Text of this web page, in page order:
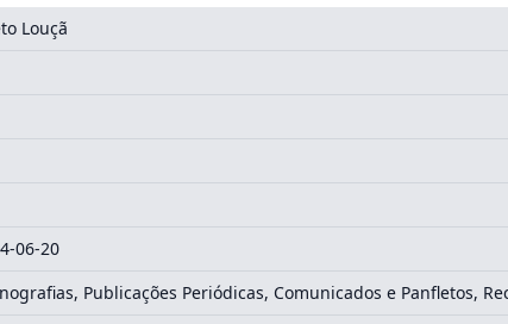
Louçã
06-20
Publicações Periódicas, Comunicados e Panfletos,